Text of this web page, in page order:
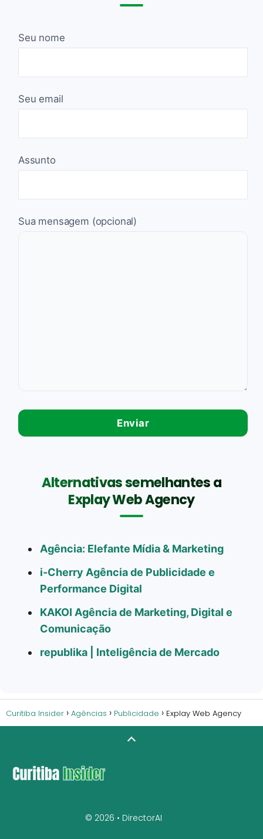
Seu nome
Seu email
Assunto
Sua mensagem (opcional)
Alternativas semelhantes a
Explay Web Agency
Agência: Elefante Mídia & Marketing
i-Cherry Agência de Publicidade e
Performance Digital
KAKOI Agência de Marketing, Digital e
Comunicação
republika | Inteligência de Mercado
Curitiba Insider Agências Publicidade Explay Web Agency
© 2026 • DirectorAI